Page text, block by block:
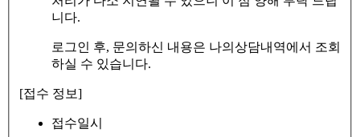
니다.
로그인 후, 문의하신 내용은 나의상담내역에서 조회
하실 수 있습니다.
[접수 정보]
접수일시